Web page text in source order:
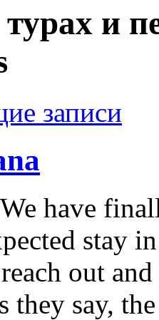
и
записи
have
stay
out
they say,